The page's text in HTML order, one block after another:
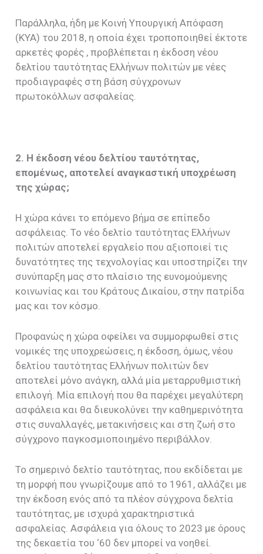
Παράλληλα, ήδη με Κοινή Υπουργική Απόφαση
(ΚΥΑ) του 2018, η οποία έχει τροποποιηθεί έκτοτε
αρκετές φορές , προβλέπεται η έκδοση νέου
δελτίου ταυτότητας Ελλήνων πολιτών με νέες
προδιαγραφές στη βάση σύγχρονων
πρωτοκόλλων ασφαλείας.
2. Η έκδοση νέου δελτίου ταυτότητας,
επομένως, αποτελεί αναγκαστική υποχρέωση
της χώρας;
Η χώρα κάνει το επόμενο βήμα σε επίπεδο
ασφάλειας. Το νέο δελτίο ταυτότητας Ελλήνων
πολιτών αποτελεί εργαλείο που αξιοποιεί τις
δυνατότητες της τεχνολογίας και υποστηρίζει την
συνύπαρξη μας στο πλαίσιο της ευνομούμενης
κοινωνίας και του Κράτους Δικαίου, στην πατρίδα
μας και τον κόσμο.
Προφανώς η χώρα οφείλει να συμμορφωθεί στις
νομικές της υποχρεώσεις, η έκδοση, όμως, νέου
δελτίου ταυτότητας Ελλήνων πολιτών δεν
αποτελεί μόνο ανάγκη, αλλά μία μεταρρυθμιστική
επιλογή. Μία επιλογή που θα παρέχει μεγαλύτερη
ασφάλεια και θα διευκολύνει την καθημερινότητα
στις συναλλαγές, μετακινήσεις και στη ζωή στο
σύγχρονο παγκοσμιοποιημένο περιβάλλον.
Το σημερινό δελτίο ταυτότητας, που εκδίδεται με
τη μορφή που γνωρίζουμε από το 1961, αλλάζει με
την έκδοση ενός από τα πλέον σύγχρονα δελτία
ταυτότητας, με ισχυρά χαρακτηριστικά
ασφαλείας. Ασφάλεια για όλους το 2023 με όρους
της δεκαετία του ‘60 δεν μπορεί να νοηθεί.